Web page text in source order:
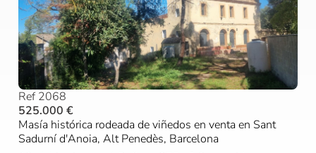
Ref 2068
525.000 €
Masía histórica rodeada de viñedos en venta en Sant
Sadurní d'Anoia, Alt Penedès, Barcelona